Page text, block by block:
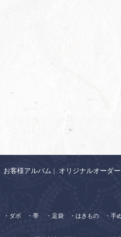
お客様アルバム | オリジナルオーダー
・ダボ ・帯 ・足袋 ・はきもの ・手